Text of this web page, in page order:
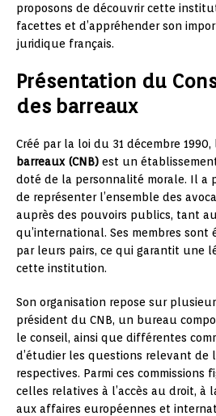
proposons de découvrir cette
facettes et d’appréhender son
juridique français.
Présentation du
des barreaux
Créé par la loi du 31 décembre 1990,
barreaux (CNB) est un
doté de la personnalité morale. Il a
de représenter l’ensemble des
auprès des pouvoirs publics, tant
qu’international. Ses membres
par leurs pairs, ce qui garantit une
cette institution.
Son organisation repose sur
président du CNB, un bureau
le conseil, ainsi que différentes
d’étudier les questions relevant de
respectives. Parmi ces commissions
celles relatives à l’accès au droit, à
aux affaires européennes et